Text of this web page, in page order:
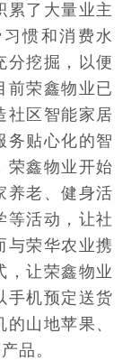
累了大量业主
惯和消费水
分挖掘，以便
前荣鑫物业已
社区智能家居
务贴心化的智
荣鑫物业开始
养老、健身活
等活动，让社
与荣华农业携
，让荣鑫物业
手机预定送货
山地苹果、
品。